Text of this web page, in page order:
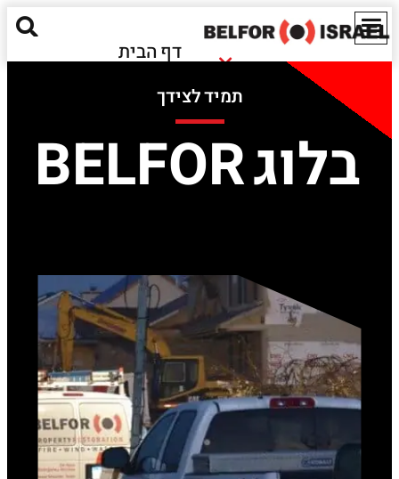
דף הבית
אודותינו
מאגר מידע
ישראל
EN
נזקי שריפה
נזקי הצפה
חומרים מסוכנים
נזקים אקולוגיים
תמיד לצידך
בלוג BELFOR